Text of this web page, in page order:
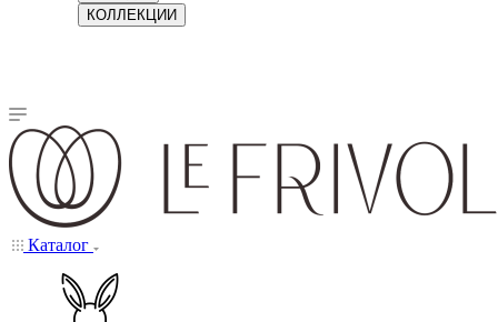
КОЛЛЕКЦИИ
Каталог